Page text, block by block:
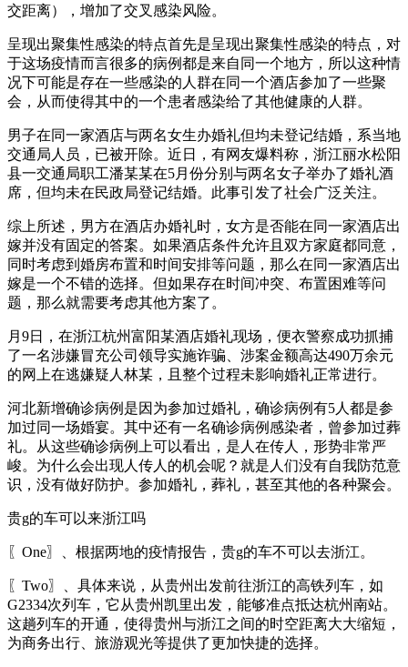
交距离），增加了交叉感染风险。
呈现出聚集性感染的特点首先是呈现出聚集性感染的特点，对
于这场疫情而言很多的病例都是来自同一个地方，所以这种情
况下可能是存在一些感染的人群在同一个酒店参加了一些聚
会，从而使得其中的一个患者感染给了其他健康的人群。
男子在同一家酒店与两名女生办婚礼但均未登记结婚，系当地
交通局人员，已被开除。近日，有网友爆料称，浙江丽水松阳
县一交通局职工潘某某在5月份分别与两名女子举办了婚礼酒
席，但均未在民政局登记结婚。此事引发了社会广泛关注。
综上所述，男方在酒店办婚礼时，女方是否能在同一家酒店出
嫁并没有固定的答案。如果酒店条件允许且双方家庭都同意，
同时考虑到婚房布置和时间安排等问题，那么在同一家酒店出
嫁是一个不错的选择。但如果存在时间冲突、布置困难等问
题，那么就需要考虑其他方案了。
月9日，在浙江杭州富阳某酒店婚礼现场，便衣警察成功抓捕
了一名涉嫌冒充公司领导实施诈骗、涉案金额高达490万余元
的网上在逃嫌疑人林某，且整个过程未影响婚礼正常进行。
河北新增确诊病例是因为参加过婚礼，确诊病例有5人都是参
加过同一场婚宴。其中还有一名确诊病例感染者，曾参加过葬
礼。从这些确诊病例上可以看出，是人在传人，形势非常严
峻。为什么会出现人传人的机会呢？就是人们没有自我防范意
识，没有做好防护。参加婚礼，葬礼，甚至其他的各种聚会。
贵g的车可以来浙江吗
〖One〗、根据两地的疫情报告，贵g的车不可以去浙江。
〖Two〗、具体来说，从贵州出发前往浙江的高铁列车，如
G2334次列车，它从贵州凯里出发，能够准点抵达杭州南站。
这趟列车的开通，使得贵州与浙江之间的时空距离大大缩短，
为商务出行、旅游观光等提供了更加快捷的选择。